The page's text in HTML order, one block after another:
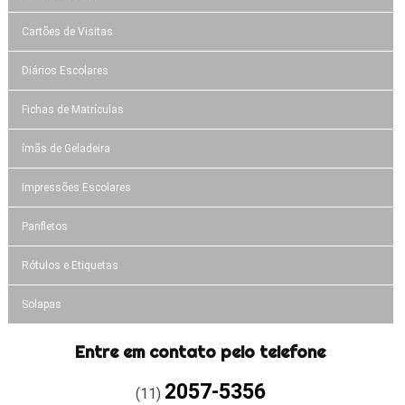
Cartões de Visitas
Diários Escolares
Fichas de Matrículas
ímãs de Geladeira
Impressões Escolares
Panfletos
Rótulos e Etiquetas
Solapas
Entre em contato pelo telefone
(11) 2057-5356